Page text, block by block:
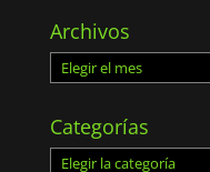
Archivos
Archivos
Categorías
Categorías